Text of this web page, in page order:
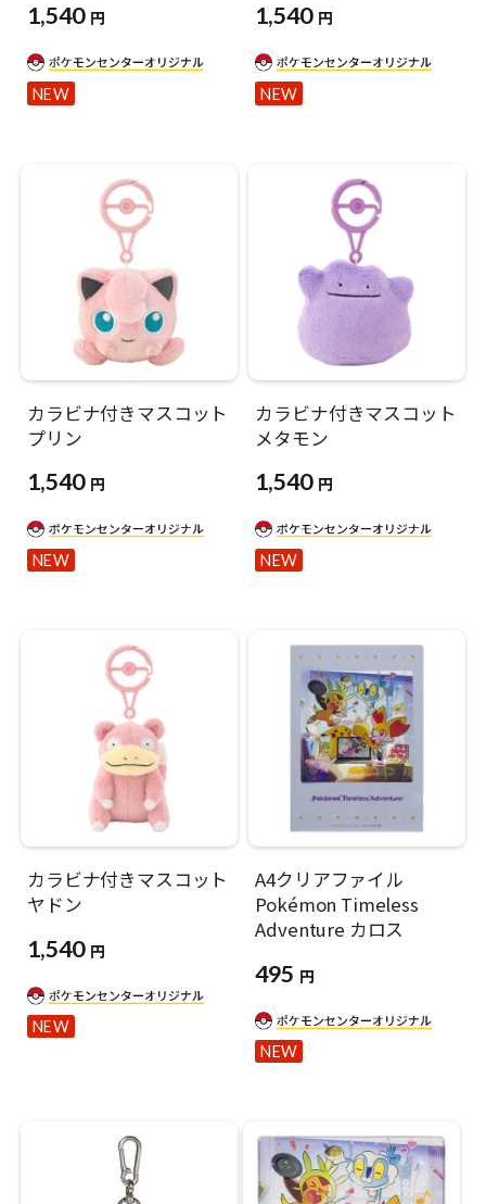
1,540 円
NEW
1,540 円
NEW
カラビナ付きマスコット
プリン
1,540 円
NEW
カラビナ付きマスコット
メタモン
1,540 円
NEW
カラビナ付きマスコット
ヤドン
1,540 円
NEW
A4クリアファイル
Pokémon Timeless
Adventure カロス
495 円
NEW